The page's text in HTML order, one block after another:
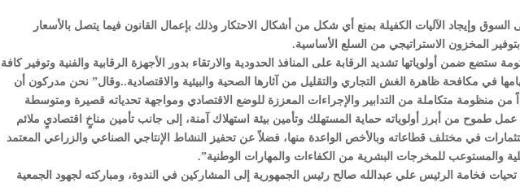
السوق وإيجاد الآليات الكفيلة بمنع أي شكل من أشكال الاحتكار وذلك بإعمال القانون فيما يتصل بالأسعار
المخزون الاستراتيجي من السلع الأساسية.
ستضع ضمن أولوياتها تشديد الرقابة على المنافذ الحدودية والارتقاء بدور الأجهزة الرقابية والفنية وتوفير كافة
مهامها في مكافحة ظاهرة الغش التجاري والتقليل من آثارها الصحية والبيئية والاقتصادية..وقال” نحن مدركون أن
من منظومة متكاملة من التدابير والإجراءات المعززة للوضع الاقتصادي ومواجهة تحدياته قصيرة ومتوسطة
طموح من أبرز أولوياته حماية المستهلك وتأمين بيئة استهلاك آمنة، إلى جانب تأمين مناخٍ اقتصاديٍ ملائم
في مختلف قطاعاته وبالأخص الواعدة منها، فضلاً عن تحفيز النشاط الإنتاجي الصناعي والزراعي المعتمد
والمستوعب للمخرجات البشرية من الكفاءات والمهارات الوطنية”.
فخامة الرئيس علي عبدالله صالح رئيس الجمهورية إلى المشاركين في الندوة، ومباركته لجهود الجمعية